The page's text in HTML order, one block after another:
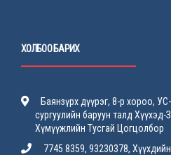
ХОЛБОО БАРИХ
Баянзүрх дүүрэг, 8-р хороо,
сургуулийн баруун талд Хүүхэд-
Хүмүүжлийн Тусгай Цогцолбор
7745 8359, 93230378,